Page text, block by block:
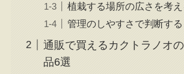
植栽する場所の広さを考え
管理のしやすさで判断する
通販で買えるカクトラノオ
品6選